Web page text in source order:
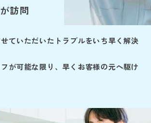
訪問
ていただいたトラブルをいち早く解決
が可能な限り、早くお客様の元へ駆け